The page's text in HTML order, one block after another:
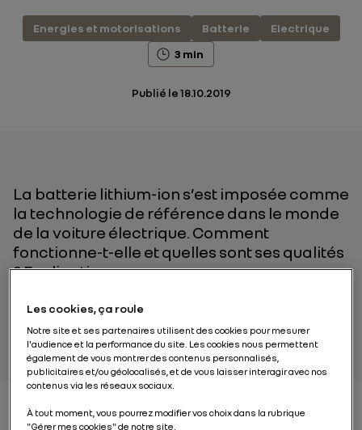
Energies et motorisations Batterie
Electrique
3 min
Publié le18.10.2019
La batterie lithium-ion s’est imposée comme
la technologie de référence dans le monde
de la voiture électrique. Comment
fonctionne-t-elle et quelles sont ses qualités
? Explications.
PAR RENAULT GROUP
Les cookies, ça roule
Notre site et ses partenaires utilisent des cookies pour mesurer
l'audience et la performance du site. Les cookies nous permettent
également de vous montrer des contenus personnalisés,
publicitaires et/ou géolocalisés, et de vous laisser interagir avec nos
contenus via les réseaux sociaux.
À tout moment, vous pourrez modifier vos choix dans la rubrique
"Gérer mes cookies" de notre site.